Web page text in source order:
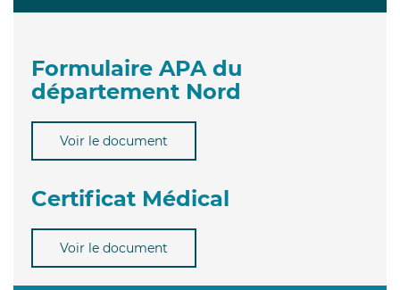
Formulaire APA du
département Nord
Voir le document
Certificat Médical
Voir le document